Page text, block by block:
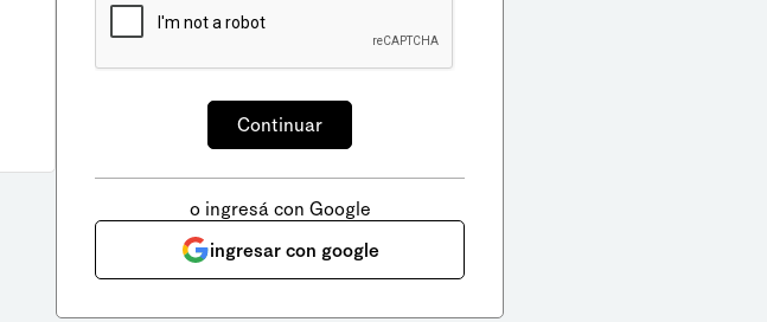
o ingresá con Google
ingresar con google